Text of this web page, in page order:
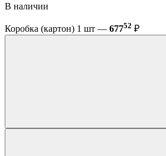
В наличии
Коробка (картон) 1 шт — 67752 ₽